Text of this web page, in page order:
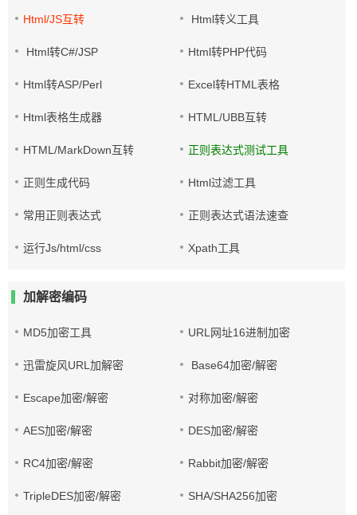
Html/JS互转 Html转义工具
Html转C#/JSP Html转PHP代码
Html转ASP/Perl Excel转HTML表格
Html表格生成器 HTML/UBB互转
HTML/MarkDown互转 正则表达式测试工具
正则生成代码 Html过滤工具
常用正则表达式 正则表达式语法速查
运行Js/html/css Xpath工具
加解密编码
MD5加密工具 URL网址16进制加密
迅雷旋风URL加解密 Base64加密/解密
Escape加密/解密 对称加密/解密
AES加密/解密 DES加密/解密
RC4加密/解密 Rabbit加密/解密
TripleDES加密/解密 SHA/SHA256加密